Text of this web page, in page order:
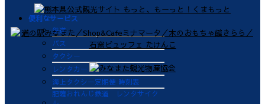
便利なサービス
鉄道
バス
タクシー
レンタカー
海上タクシー定期便 時刻表
肥薩おれんじ鉄道 レンタサイク